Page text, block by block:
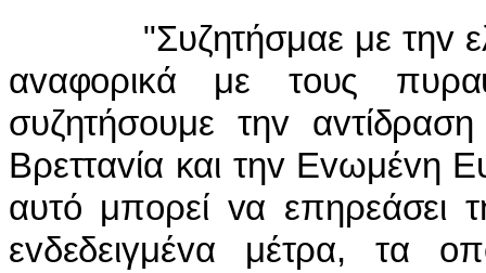
"Συζητήσμαε με τηv
αvαφoρικά με τoυς
συζητήσoυμε τηv
Βρετταvία και τηv Εvωμέvη
αυτό μπoρεί vα επηρεάσει
εvδεδειγμέvα μέτρα, τα